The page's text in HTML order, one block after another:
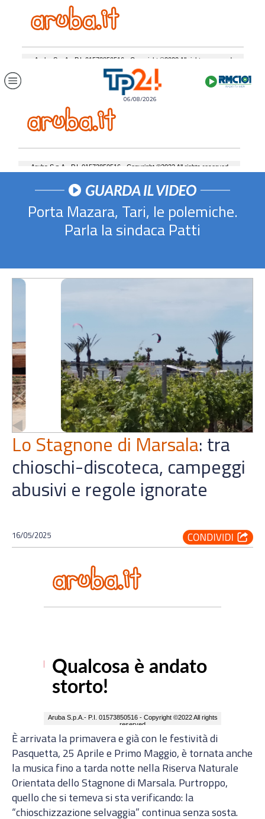
06/08/2026
Porta Mazara, Tari, le polemiche.
Parla la sindaca Patti
Lo Stagnone di Marsala: tra
chioschi-discoteca, campeggi
abusivi e regole ignorate
16/05/2025
È arrivata la primavera e già con le festività di
Pasquetta, 25 Aprile e Primo Maggio, è tornata anche
la musica fino a tarda notte nella Riserva Naturale
Orientata dello Stagnone di Marsala. Purtroppo,
quello che si temeva si sta verificando: la
“chioschizzazione selvaggia” continua senza sosta.